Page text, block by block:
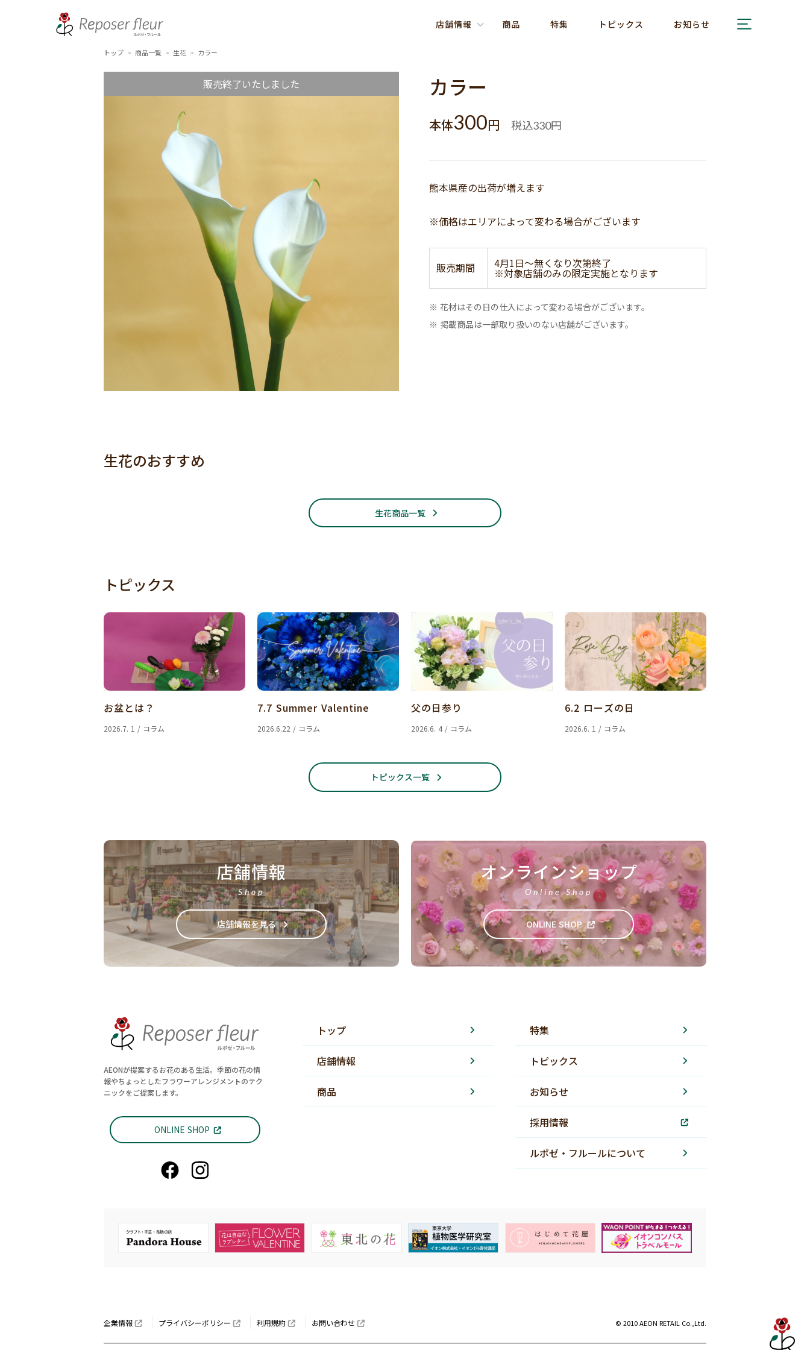
店舗情報 商品 特集 トピックス お知らせ
トップ > 商品一覧 > 生花 > カラー
販売終了いたしました カラー
本体300円 税込330円
熊本県産の出荷が増えます
※価格はエリアによって変わる場合がございます
販売期間 4月1日～無くなり次第終了
※対象店舗のみの限定実施となります
※ 花材はその日の仕入によって変わる場合がございます。
※ 掲載商品は一部取り扱いのない店舗がございます。
生花のおすすめ
生花商品一覧
トピックス
お盆とは？
2026.7. 1 / コラム
7.7 Summer Valentine
2026.6.22 / コラム
父の日参り
2026.6. 4 / コラム
6.2 ローズの日
2026.6. 1 / コラム
トピックス一覧
店舗情報
Shop
店舗情報を見る
オンラインショップ
Online Shop
ONLINE SHOP
AEONが提案するお花のある生活。季節の花の情
報やちょっとしたフラワーアレンジメントのテク
ニックをご提案します。
ONLINE SHOP
トップ
店舗情報
商品
特集
トピックス
お知らせ
採用情報
ルポゼ・フルールについて
企業情報 プライバシーポリシー 利用規約 お問い合わせ © 2010 AEON RETAIL Co.,Ltd.